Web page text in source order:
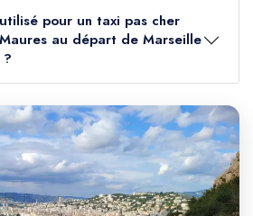
pour un taxi pas cher
au départ de Marseille